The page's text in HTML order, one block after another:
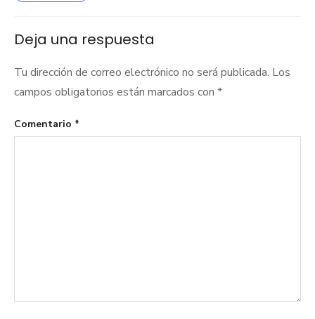
Deja una respuesta
Tu dirección de correo electrónico no será publicada. Los
campos obligatorios están marcados con *
Comentario *